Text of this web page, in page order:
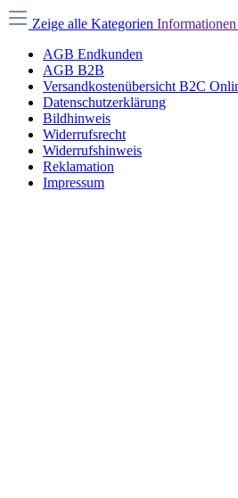
Zeige alle Kategorien Informationen
AGB Endkunden
AGB B2B
Versandkostenübersicht B2C
Datenschutzerklärung
Bildhinweis
Widerrufsrecht
Widerrufshinweis
Reklamation
Impressum